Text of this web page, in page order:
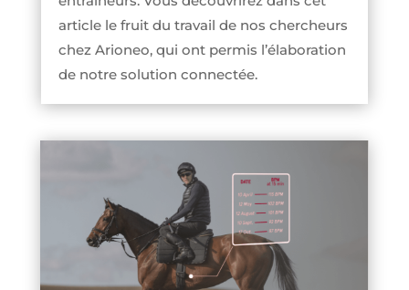
article le fruit du travail de nos chercheurs
chez Arioneo, qui ont permis l’élaboration
de notre solution connectée.